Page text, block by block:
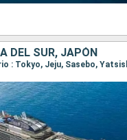
DEL SUR, JAPÓN
: Tokyo, Jeju, Sasebo,